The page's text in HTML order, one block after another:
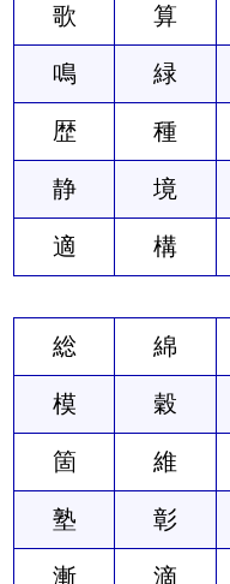
歌 算
鳴 緑
歴 種
静 境
適 構
総 綿
模 穀
箇 維
塾 彰
漸 滴